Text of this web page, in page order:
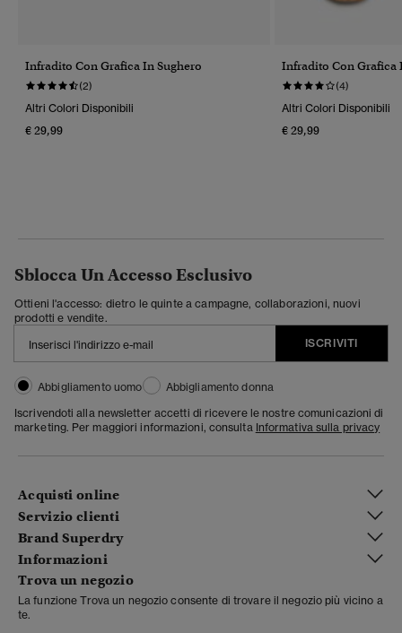
Infradito Con Grafica In Sughero
(2)
Altri Colori Disponibili
€ 29,99
Infradito Con Grafica
(4)
Altri Colori Disponibili
€ 29,99
Sblocca Un Accesso Esclusivo
Ottieni l'accesso: dietro le quinte a campagne, collaborazioni, nuovi
prodotti e vendite.
ISCRIVITI
Abbigliamento uomo
Abbigliamento donna
Iscrivendoti alla newsletter accetti di ricevere le nostre comunicazioni di
marketing. Per maggiori informazioni, consulta Informativa sulla privacy
Acquisti online
Servizio clienti
Brand Superdry
Informazioni
Trova un negozio
La funzione Trova un negozio consente di trovare il negozio più vicino a
te.